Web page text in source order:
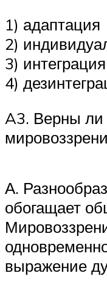
1) адаптация
2)
3) интеграция
4)
A3. Верны ли
А.
обогащает
выражение